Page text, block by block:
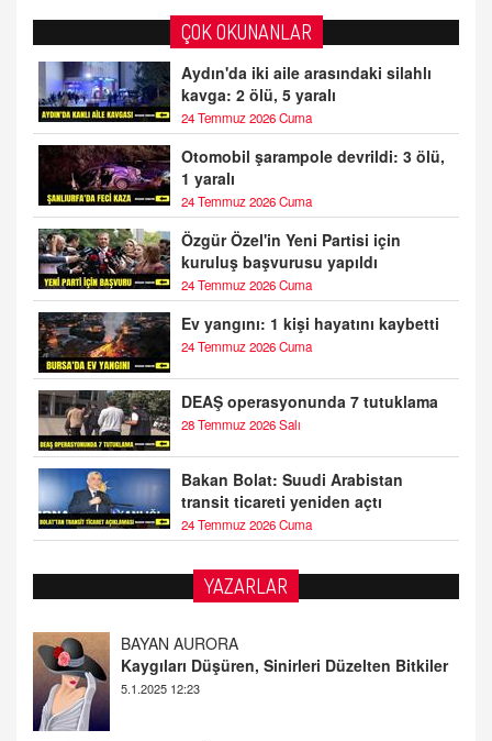
ÇOK OKUNANLAR
Aydın'da iki aile arasındaki silahlı
kavga: 2 ölü, 5 yaralı
24 Temmuz 2026 Cuma
Otomobil şarampole devrildi: 3 ölü,
1 yaralı
24 Temmuz 2026 Cuma
Özgür Özel'in Yeni Partisi için
kuruluş başvurusu yapıldı
24 Temmuz 2026 Cuma
Ev yangını: 1 kişi hayatını kaybetti
24 Temmuz 2026 Cuma
DEAŞ operasyonunda 7 tutuklama
28 Temmuz 2026 Salı
Bakan Bolat: Suudi Arabistan
transit ticareti yeniden açtı
24 Temmuz 2026 Cuma
YAZARLAR
DOKTOR CİVANIM
Mastürbasyon ve Tatmin: Bir Keşif Yolculuğu
13.11.2024 22:51